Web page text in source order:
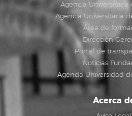
Agencia
Agencia Universitaria
Área de
Dirección
Portal de
Noticias
Agenda Universidad
Acerca